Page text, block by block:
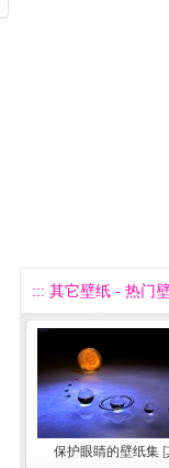
::: 其它壁纸 - 热门
保护眼睛的壁纸集 [